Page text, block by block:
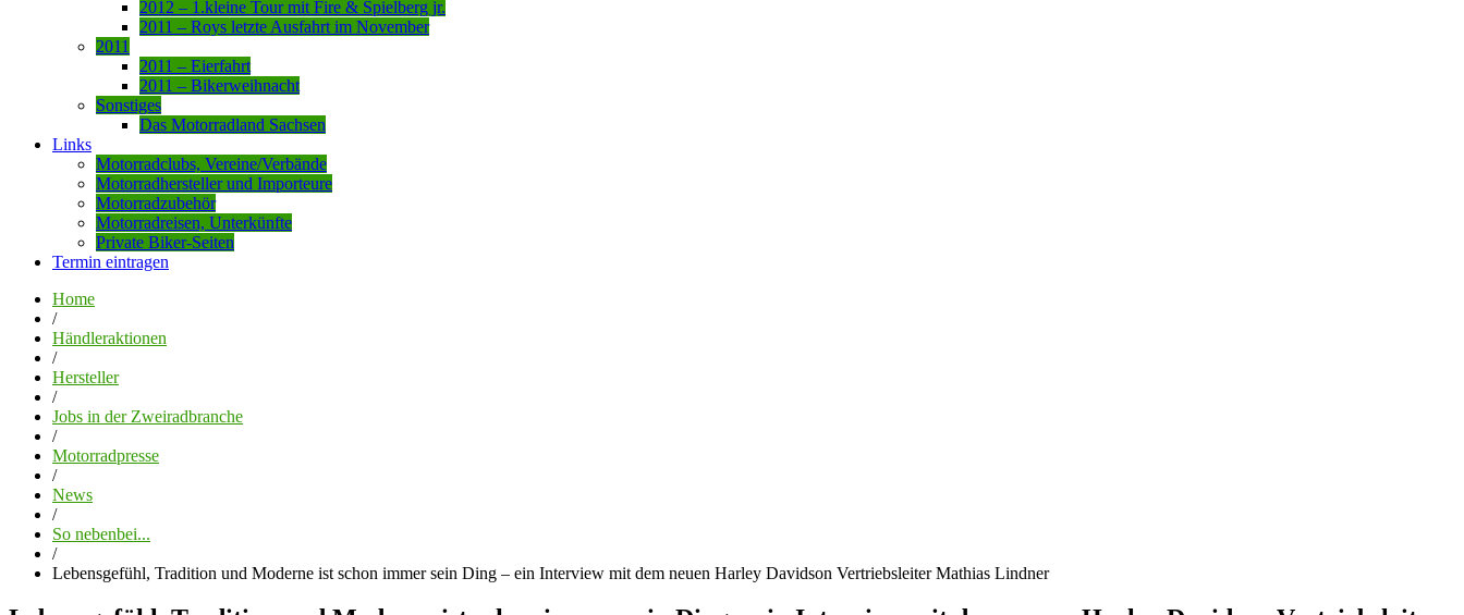
2012 – 1.kleine Tour mit Fire & Spielberg jr.
2011 – Roys letzte Ausfahrt im November
2011
2011 – Eierfahrt
2011 – Bikerweihnacht
Sonstiges
Das Motorradland Sachsen
Links
Motorradclubs, Vereine/Verbände
Motorradhersteller und Importeure
Motorradzubehör
Motorradreisen, Unterkünfte
Private Biker-Seiten
Termin eintragen
Home
/
Händleraktionen
/
Hersteller
/
Jobs in der Zweiradbranche
/
Motorradpresse
/
News
/
So nebenbei...
/
Lebensgefühl, Tradition und Moderne ist schon immer sein Ding – ein Interview mit dem neuen Harley Davidson Vertriebsleiter Mathias Lindner